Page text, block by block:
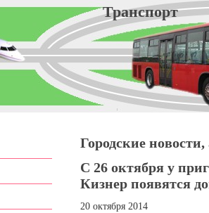
Городские
С 26 октября у
Кизнер появятся
20 октября 2014